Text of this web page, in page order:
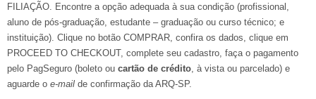
FILIAÇÃO. Encontre a opção adequada à sua condição (profissional,
aluno de pós-graduação, estudante – graduação ou curso técnico; e
instituição). Clique no botão COMPRAR, confira os dados, clique em
PROCEED TO CHECKOUT, complete seu cadastro, faça o pagamento
pelo PagSeguro (boleto ou cartão de crédito, à vista ou parcelado) e
aguarde o e-mail de confirmação da ARQ-SP.